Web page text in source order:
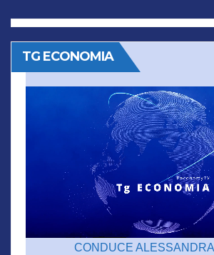
TG ECONOMIA
CONDUCE ALESSANDRA